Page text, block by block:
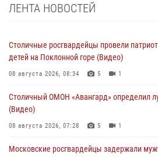
ЛЕНТА НОВОСТЕЙ
Столичные росгвардейцы провели
детей на Поклонной горе (Видео)
08 августа 2026, 08:34 5 1
Столичный ОМОН «Авангард» определил
(Видео)
08 августа 2026, 07:28 5 1
Московские росгвардейцы задержали